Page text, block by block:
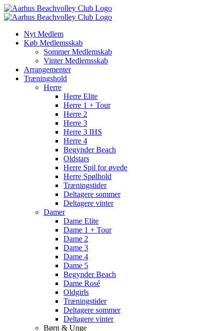
Skip
to
Nyt Medlem
Køb Medlemsskab
Sommer Medlemskab
Vinter Medlemsskab
Arrangementer
Træningshold
Herre
Herre Elite
Herre 1 + Tour
Herre 2
Herre 3
Herre 3 IHS
Herre 4
Begynder Beach
Oldstars
Herre Spil for øvede
Herre Spølhold
Træningstider
Deltagere sommer
Deltagere vinter
Damer
Dame Elite
Dame 1 + Tour
Dame 2
Dame 3
Dame 4
Dame 5
Begynder Beach
Dame Rosé
Oldgirls
Træningstider
Deltagere sommer
Deltagere vinter
Børn & Unge